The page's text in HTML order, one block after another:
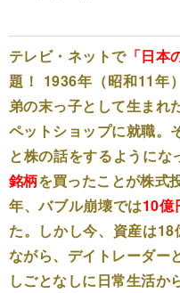
テレビ・ネットで「日本
題！ 1936年（昭和11年
弟の末っ子として生まれ
ペットショップに就職。
と株の話をするように
銘柄を買ったことが株式
年、バブル崩壊では10億
た。しかし今、資産は18
ながら、デイトレーダー
しごとなしに日常生活か